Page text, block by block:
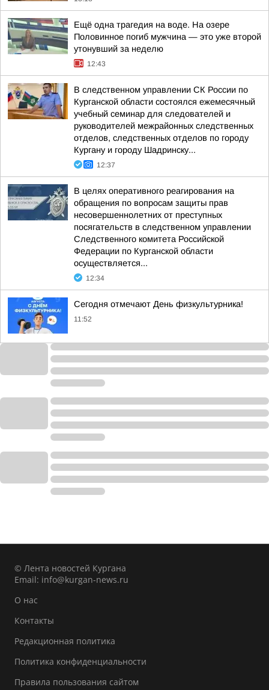
Ещё одна трагедия на воде. На озере
Половинное погиб мужчина — это уже второй
утонувший за неделю
12:43
В следственном управлении СК России по
Курганской области состоялся ежемесячный
учебный семинар для следователей и
руководителей межрайонных следственных
отделов, следственных отделов по городу
Кургану и городу Шадринску...
12:37
В целях оперативного реагирования на
обращения по вопросам защиты прав
несовершеннолетних от преступных
посягательств в следственном управлении
Следственного комитета Российской
Федерации по Курганской области
осуществляется...
12:34
Сегодня отмечают День физкультурника!
11:52
© Лента новостей Кургана
Email: info@kurgan-news.ru
О нас
Контакты
Редакционная политика
Политика конфиденциальности
Правила пользования сайтом